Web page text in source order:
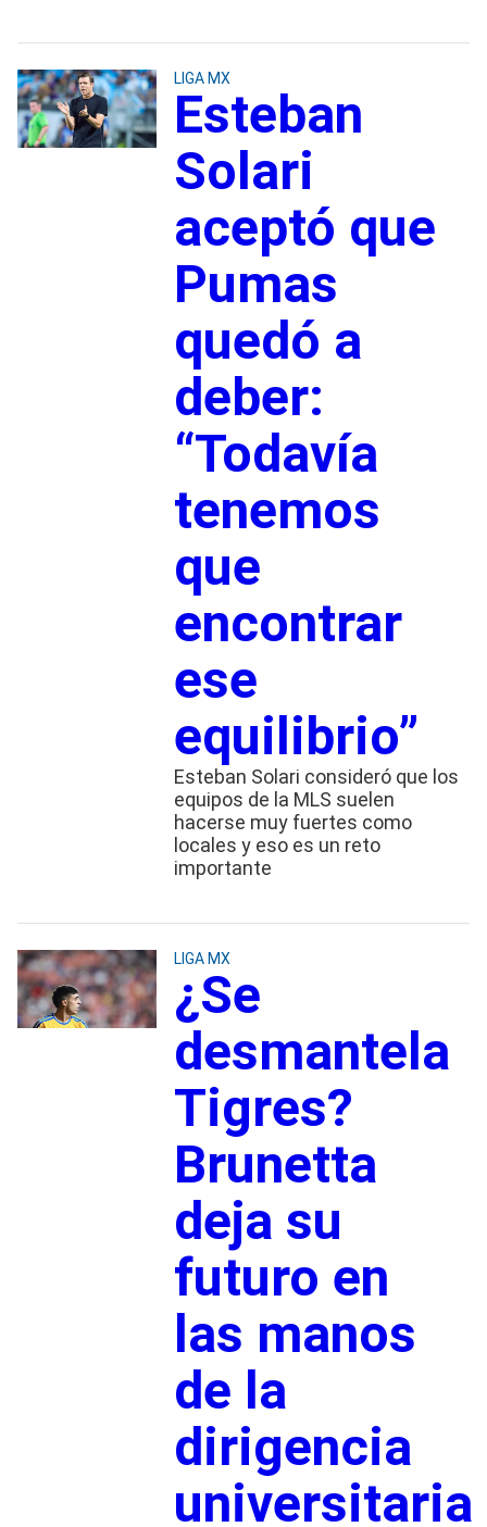
LIGA MX
Esteban
Solari
aceptó que
Pumas
quedó a
deber:
“Todavía
tenemos
que
encontrar
ese
equilibrio”
Esteban Solari consideró que los
equipos de la MLS suelen
hacerse muy fuertes como
locales y eso es un reto
importante
LIGA MX
¿Se
desmantela
Tigres?
Brunetta
deja su
futuro en
las manos
de la
dirigencia
universitaria